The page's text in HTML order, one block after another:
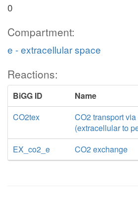
0
Compartment:
e - extracellular space
Reactions:
BiGG ID
Name
CO2tex
CO2 transport
(extracellular to
EX_co2_e
CO2 exchange